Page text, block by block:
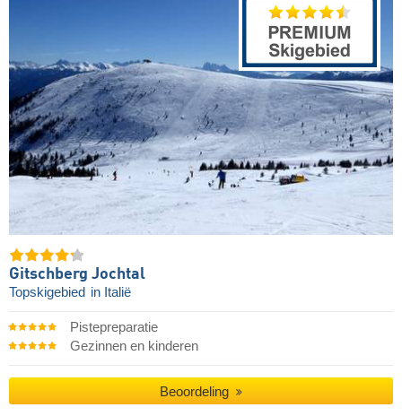
Gitschberg Jochtal
Topskigebied in Italië
Pistepreparatie
Gezinnen en kinderen
Beoordeling